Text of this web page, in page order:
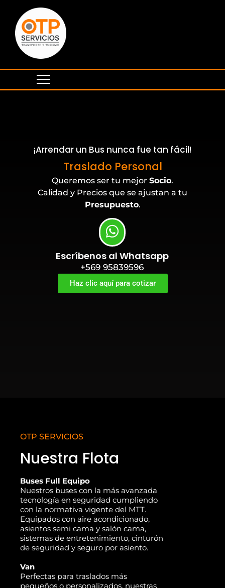
¡Arrendar un Bus nunca fue tan fácil!
Traslado Personal
Eventos Corporativos
Queremos ser tu mejor Socio.
Calidad y Precios que se ajustan a tu
Presupuesto.
Escríbenos al Whatsapp
+569 95839596
Haz clic aquí para cotizar
OTP SERVICIOS
Nuestra Flota
Buses Full Equipo
Nuestros buses con la más avanzada
tecnología en seguridad cumpliendo
con la normativa vigente del MTT.
Equipados con aire acondicionado,
asientos semi cama y salón cama,
sistemas de entretenimiento, cinturón
de seguridad y seguro por asiento.
Van
Perfectas para traslados más
pequeños o personalizados, nuestras